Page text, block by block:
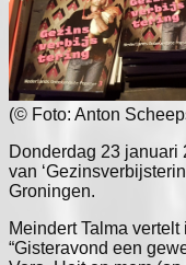
(© Foto: Anton
Donderdag 23 januari
van
Groningen.
Meindert Talma
“Gisteravond een